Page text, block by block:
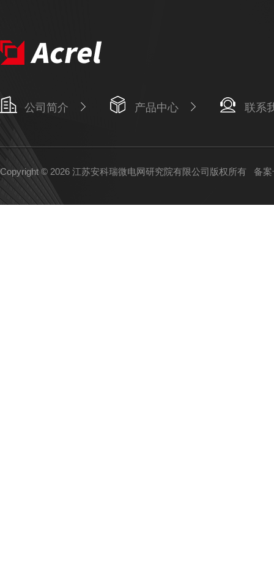
公司简介 产品中心 联系
Copyright © 2026 江苏安科瑞微电网研究院有限公司版权所有 备案